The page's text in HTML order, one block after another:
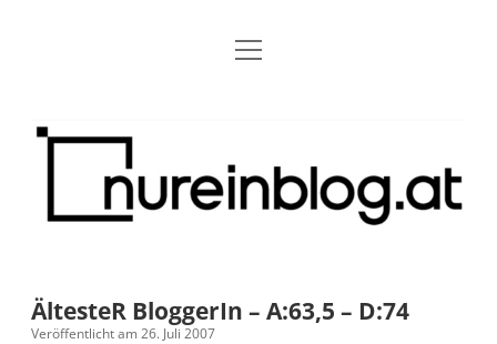
Blog
Archiv
Kontakt
Grundsätze Dropdown-
Kreativitätserklärung
öffnen
barcamper.at – Die österreichische Barcamp Liste
Impressum Dropdown-
Menü
Nur
Blog
ÄltesteR BloggerIn – A:63,5 – D:74
Veröffentlicht am 26. Juli 2007